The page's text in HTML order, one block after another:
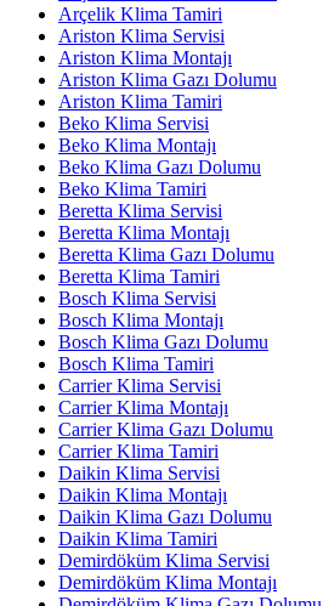
Arçelik Klima Tamiri
Ariston Klima Servisi
Ariston Klima Montajı
Ariston Klima Gazı Dolumu
Ariston Klima Tamiri
Beko Klima Servisi
Beko Klima Montajı
Beko Klima Gazı Dolumu
Beko Klima Tamiri
Beretta Klima Servisi
Beretta Klima Montajı
Beretta Klima Gazı Dolumu
Beretta Klima Tamiri
Bosch Klima Servisi
Bosch Klima Montajı
Bosch Klima Gazı Dolumu
Bosch Klima Tamiri
Carrier Klima Servisi
Carrier Klima Montajı
Carrier Klima Gazı Dolumu
Carrier Klima Tamiri
Daikin Klima Servisi
Daikin Klima Montajı
Daikin Klima Gazı Dolumu
Daikin Klima Tamiri
Demirdöküm Klima Servisi
Demirdöküm Klima Montajı